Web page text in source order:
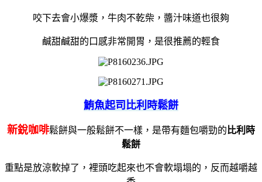
咬下去會小爆漿，牛肉不乾柴，醬汁味道也很夠
鹹甜鹹甜的口感非常開胃，是很推薦的輕食
鮪魚起司比利時鬆餅
新銳咖啡鬆餅與一般鬆餅不一樣，是帶有麵包嚼勁的 比利時
鬆餅
重點是放涼軟掉了，裡頭吃起來也不會軟塌塌的，反而越嚼越